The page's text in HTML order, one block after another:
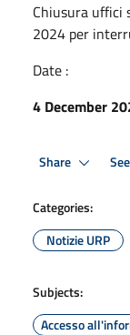
Chiusura uffici
2024 per
Date :
4 December
Share
Categories:
Notizie URP
Subjects:
Accesso